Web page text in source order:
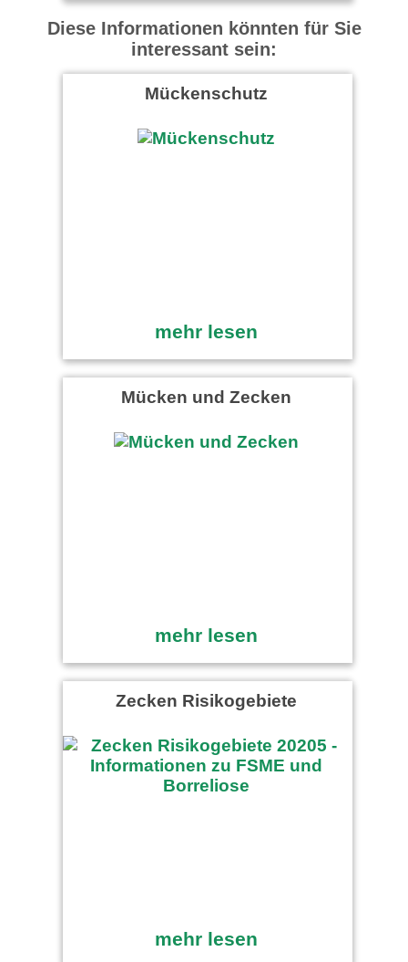
Diese Informationen könnten für Sie
interessant sein:
Mückenschutz
mehr lesen
Mücken und Zecken
mehr lesen
Zecken Risikogebiete
mehr lesen